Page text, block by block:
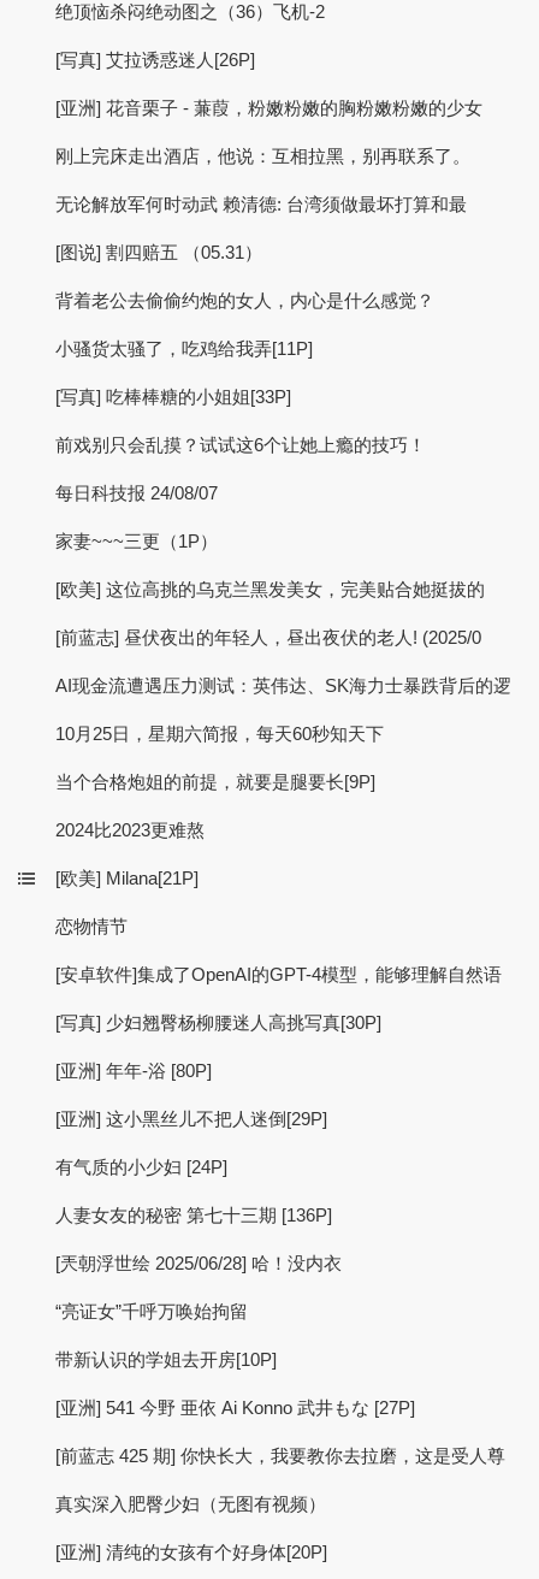
绝顶恼杀闷绝动图之（36）飞机-2
[写真] 艾拉诱惑迷人[26P]
[亚洲] 花音栗子 - 蒹葭，粉嫩粉嫩的胸粉嫩粉嫩的少女
刚上完床走出酒店，他说：互相拉黑，别再联系了。
无论解放军何时动武 赖清德: 台湾须做最坏打算和最
[图说] 割四赔五 （05.31）
背着老公去偷偷约炮的女人，内心是什么感觉？
小骚货太骚了，吃鸡给我弄[11P]
[写真] 吃棒棒糖的小姐姐[33P]
前戏别只会乱摸？试试这6个让她上瘾的技巧！
每日科技报 24/08/07
家妻~~~三更（1P）
[欧美] 这位高挑的乌克兰黑发美女，完美贴合她挺拔的
[前蓝志] 昼伏夜出的年轻人，昼出夜伏的老人! (2025/0
AI现金流遭遇压力测试：英伟达、SK海力士暴跌背后的逻
10月25日，星期六简报，每天60秒知天下
当个合格炮姐的前提，就要是腿要长[9P]
2024比2023更难熬
[欧美] Milana[21P]
恋物情节
[安卓软件]集成了OpenAI的GPT-4模型，能够理解自然语
[写真] 少妇翘臀杨柳腰迷人高挑写真[30P]
[亚洲] 年年-浴 [80P]
[亚洲] 这小黑丝儿不把人迷倒[29P]
有气质的小少妇 [24P]
人妻女友的秘密 第七十三期 [136P]
[兲朝浮世绘 2025/06/28] 哈！没内衣
“亮证女”千呼万唤始拘留
带新认识的学姐去开房[10P]
[亚洲] 541 今野 亜依 Ai Konno 武井もな [27P]
[前蓝志 425 期] 你快长大，我要教你去拉磨，这是受人尊
真实深入肥臀少妇（无图有视频）
[亚洲] 清纯的女孩有个好身体[20P]